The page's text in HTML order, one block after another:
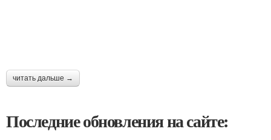
читать дальше →
Последние обновления на сайте: